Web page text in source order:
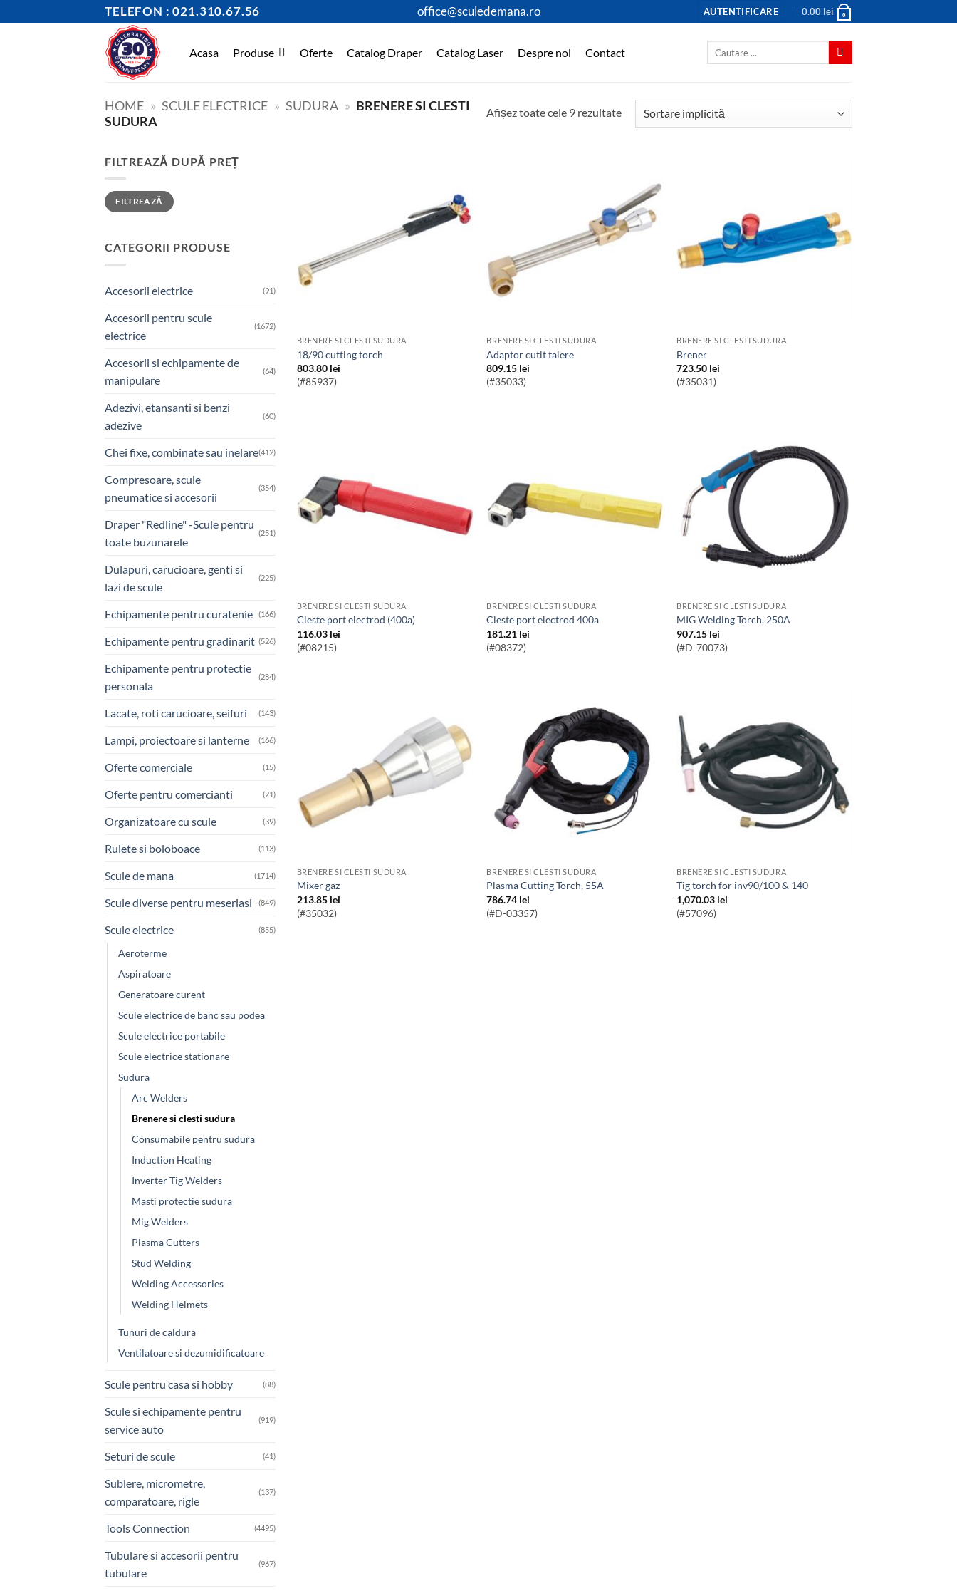
to
TELEFON : 021.310.67.56 office@sculedemana.ro AUTENTIFICARE 0.00 lei 0
Acasa Produse Oferte Catalog Draper Catalog Laser Despre noi Contact
HOME » SCULE ELECTRICE » SUDURA » BRENERE SI CLESTI
SUDURA
Afișez toate cele 9 rezultate
FILTREAZĂ DUPĂ PREȚ
Preț
minim
Preț
maxim
FILTREAZĂ
CATEGORII PRODUSE
Accesorii electrice (91)
Accesorii pentru scule
electrice
(1672)
Accesorii si echipamente de
manipulare
(64)
Adezivi, etansanti si benzi
adezive
(60)
Chei fixe, combinate sau inelare(412)
Compresoare, scule
pneumatice si accesorii
(354)
Draper "Redline" -Scule pentru
toate buzunarele
(251)
Dulapuri, carucioare, genti si
lazi de scule
(225)
Echipamente pentru curatenie (166)
Echipamente pentru gradinarit (526)
Echipamente pentru protectie
personala
(284)
Lacate, roti carucioare, seifuri (143)
Lampi, proiectoare si lanterne (166)
Oferte comerciale (15)
Oferte pentru comercianti (21)
Organizatoare cu scule (39)
Rulete si boloboace (113)
Scule de mana (1714)
Scule diverse pentru meseriasi (849)
Scule electrice (855)
Aeroterme
Aspiratoare
Generatoare curent
Scule electrice de banc sau podea
Scule electrice portabile
Scule electrice stationare
Sudura
Arc Welders
Brenere si clesti sudura
Consumabile pentru sudura
Induction Heating
Inverter Tig Welders
Masti protectie sudura
Mig Welders
Plasma Cutters
Stud Welding
Welding Accessories
Welding Helmets
Tunuri de caldura
Ventilatoare si dezumidificatoare
Scule pentru casa si hobby (88)
Scule si echipamente pentru
service auto
(919)
Seturi de scule (41)
Sublere, micrometre,
comparatoare, rigle
(137)
Tools Connection (4495)
Tubulare si accesorii pentru
tubulare
(967)
BRENERE SI CLESTI SUDURA
18/90 cutting torch
803.80 lei
(#85937)
BRENERE SI CLESTI SUDURA
Adaptor cutit taiere
809.15 lei
(#35033)
BRENERE SI CLESTI SUDURA
Brener
723.50 lei
(#35031)
BRENERE SI CLESTI SUDURA
Cleste port electrod (400a)
116.03 lei
(#08215)
BRENERE SI CLESTI SUDURA
Cleste port electrod 400a
181.21 lei
(#08372)
BRENERE SI CLESTI SUDURA
MIG Welding Torch, 250A
907.15 lei
(#D-70073)
BRENERE SI CLESTI SUDURA
Mixer gaz
213.85 lei
(#35032)
BRENERE SI CLESTI SUDURA
Plasma Cutting Torch, 55A
786.74 lei
(#D-03357)
BRENERE SI CLESTI SUDURA
tig torch for inv90/100 & 140
1,070.03 lei
(#57096)